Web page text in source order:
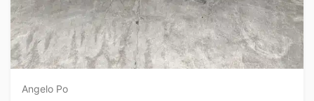
Angelo Po